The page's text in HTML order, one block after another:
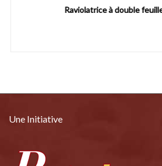
Raviolatrice à double
Une Initiative